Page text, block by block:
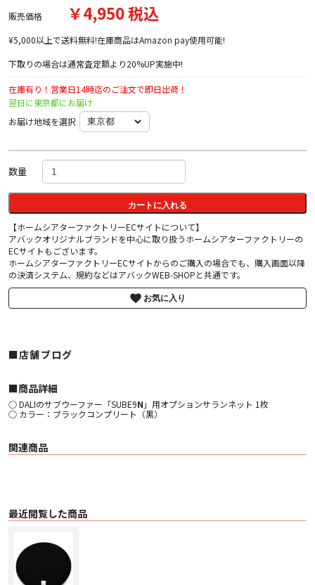
販売価格 ￥4,950 税込
¥5,000以上で送料無料!在庫商品はAmazon pay使用可能!
下取りの場合は通常査定額より20%UP実施中!
在庫有り！営業日14時迄のご注文で即日出荷！
翌日に東京都にお届け
お届け地域を選択
数量
カートに入れる
【ホームシアターファクトリーECサイトについて】
アバックオリジナルブランドを中心に取り扱うホームシアターファクトリーの
ECサイトもございます。
ホームシアターファクトリーECサイトからのご購入の場合でも、購入画面以降
の決済システム、規約などはアバックWEB-SHOPと共通です。
お気に入り
■店舗ブログ
■︎商品詳細
○ DALIのサブウーファー「SUBE9N 」用オプションサランネット 1枚
○ カラー：ブラックコンプリート（黒）
関連商品
最近閲覧した商品